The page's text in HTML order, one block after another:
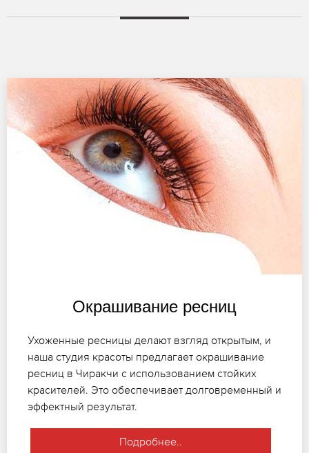
Окрашивание ресниц
Ухоженные ресницы делают взгляд открытым, и
наша студия красоты предлагает окрашивание
ресниц в Чиракчи с использованием стойких
красителей. Это обеспечивает долговременный и
эффектный результат.
Подробнее..